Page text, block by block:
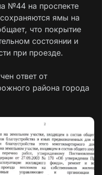
№44 на проспекте
ямы на
что покрытие
состоянии и
при проезде.
ответ от
района города